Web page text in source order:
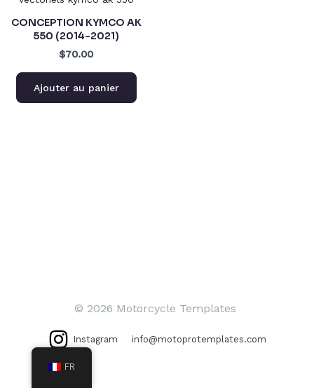
CONCEPTION KYMCO AK
550 (2014-2021)
$70.00
Ajouter au panier
© 2026 Motorcycle Templates
Instagram info@motoprotemplates.com
FR